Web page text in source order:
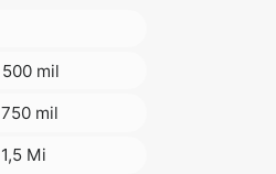
mil
mil
Mi